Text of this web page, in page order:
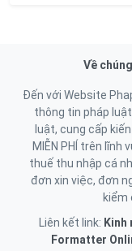
Về
Đến với Website
thông tin pháp
luật, cung cấp
MIỄN PHÍ trên lĩnh
thuế thu nhập cá
đơn xin việc, đơn
kiểm
Liên kết link: Kinh
Formatter